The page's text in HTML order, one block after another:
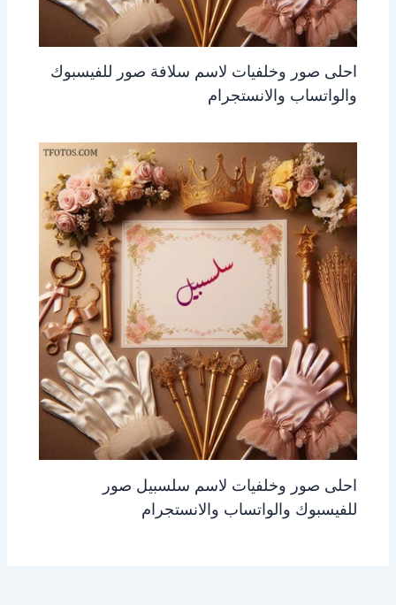
احلى صور وخلفيات لاسم سلافة صور للفيسبوك
والواتساب والانستجرام
احلى صور وخلفيات لاسم سلسبيل صور
للفيسبوك والواتساب والانستجرام